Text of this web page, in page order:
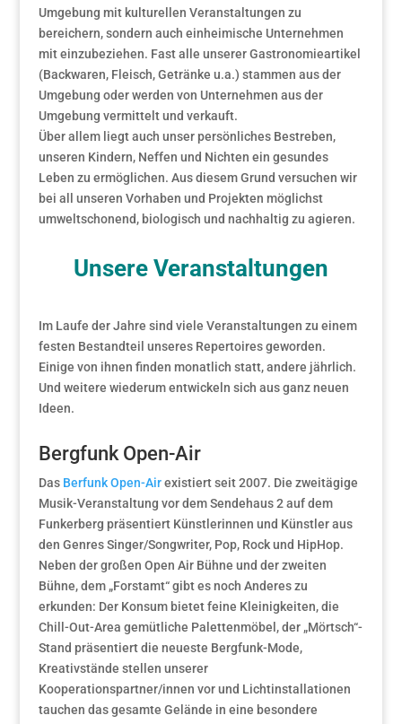
Umgebung mit kulturellen Veranstaltungen zu
bereichern, sondern auch einheimische Unternehmen
mit einzubeziehen. Fast alle unserer Gastronomieartikel
(Backwaren, Fleisch, Getränke u.a.) stammen aus der
Umgebung oder werden von Unternehmen aus der
Umgebung vermittelt und verkauft.
Über allem liegt auch unser persönliches Bestreben,
unseren Kindern, Neffen und Nichten ein gesundes
Leben zu ermöglichen. Aus diesem Grund versuchen wir
bei all unseren Vorhaben und Projekten möglichst
umweltschonend, biologisch und nachhaltig zu agieren.
Unsere Veranstaltungen
Im Laufe der Jahre sind viele Veranstaltungen zu einem
festen Bestandteil unseres Repertoires geworden.
Einige von ihnen finden monatlich statt, andere jährlich.
Und weitere wiederum entwickeln sich aus ganz neuen
Ideen.
Bergfunk Open-Air
Das Berfunk Open-Airexistiert seit 2007. Die zweitägige
Musik-Veranstaltung vor dem Sendehaus 2 auf dem
Funkerberg präsentiert Künstlerinnen und Künstler aus
den Genres Singer/Songwriter, Pop, Rock und HipHop.
Neben der großen Open Air Bühne und der zweiten
Bühne, dem „Forstamt“ gibt es noch Anderes zu
erkunden: Der Konsum bietet feine Kleinigkeiten, die
Chill-Out-Area gemütliche Palettenmöbel, der „Mörtsch“-
Stand präsentiert die neueste Bergfunk-Mode,
Kreativstände stellen unserer
Kooperationspartner/innen vor und Lichtinstallationen
tauchen das gesamte Gelände in eine besondere